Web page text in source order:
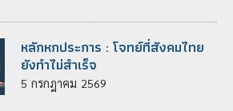
หลักหกประการ : โจทย์ที่สังคมไทย
ยังทำไม่สำเร็จ
5 กรกฎาคม 2569